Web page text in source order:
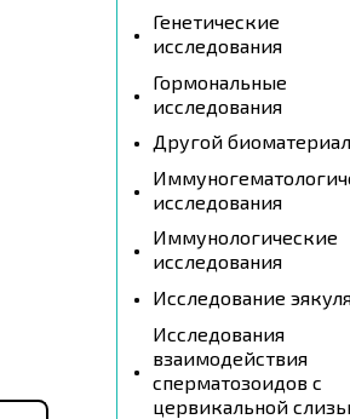
Генетические
исследования
Гормональные
исследования
Другой биоматериал
исследования
Иммунологические
исследования
Исследование
Исследования
взаимодействия
сперматозоидов с
цервикальной